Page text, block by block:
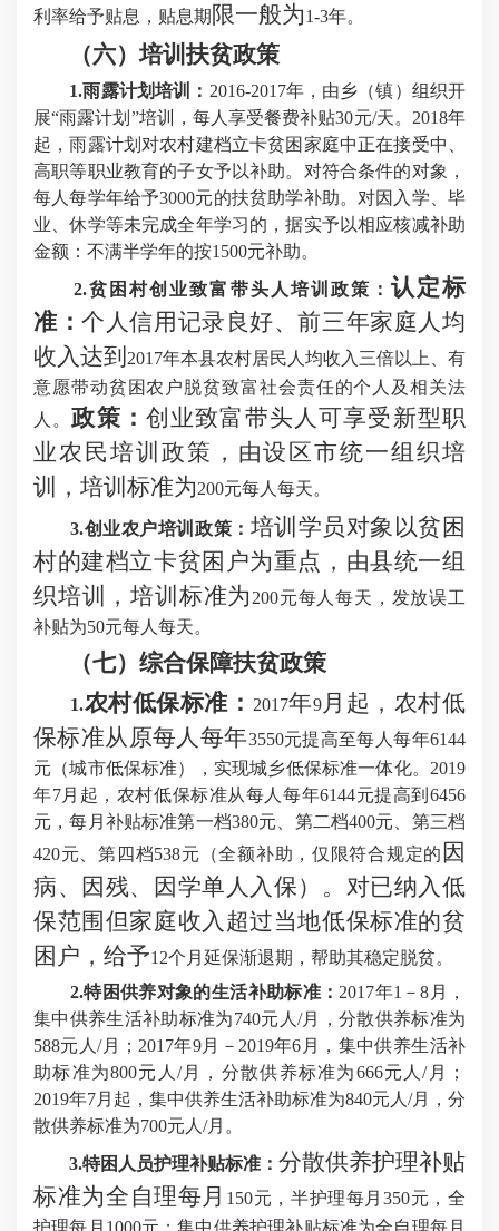
利率给予贴息，贴息期 限一般为1-3年。
（六）培训扶贫政策
1.雨露计划培训： 2016-2017年，由乡（镇）组织开
展“雨露计划”培训，每人享受餐费补贴30元/天。 2018年
起，雨露计划对农村建档立卡贫困家庭中正在接受中、
高职等职业教育的子女予以补助。对符合条件的对象，
每人每学年给予3000元的扶贫助学补助。对因入学、毕
业、休学等未完成全年学习的，据实予以相应核减补助
金额：不满半学年的按1500元补助。
2.贫困村创业致富带头人培训政策： 认定标
准：个人信用记录良好、前三年家庭人均
收入达到 2017年本县农村居民人均收入三倍以上、有
意愿带动贫困农户脱贫致富社会责任的个人及相关法
人。 政策 ： 创业致富带头人可享受新型职
业农民培训政策，由设区市统一组织培
训，培训标准为200元每人每天。
3.创业农户培训政策： 培训学员对象以贫困
村的建档立卡贫困户为重点，由县统一组
织培训，培训标准为200元每人每天，发放误工
补贴为50元每人每天。
（七）综合保障扶贫政策
1.农村低保标准： 201 7年9月起，农村低
保标准从原每人每年3550元提高至每人每年6144
元（城市低保标准），实现城乡低保标准一体化。2019
年7月起，农村低保标准从每人每年6144元提高到6456
元，每月补贴标准第一档380元、第二档400元、第三档
420元、第四档538元（全额补助，仅限符合规定的 因
病、因残、因学单人入保）。 对已纳入低
保范围但家庭收入超过当地低保标准的贫
困户，给予12个月延保渐退期，帮助其稳定脱贫。
2.特困供养对象的生活补助标准： 2017年1－8月，
集中供养生活补助标准为740元人/月，分散供养标准为
588元人/月；2017年9月－2019年6月，集中供养生活补
助标准为800元人/月，分散供养标准为666元人/月；
2019年7月起，集中供养生活补助标准为840元人/月，分
散供养标准为700元人/月。
3.特困人员护理补贴标准： 分散供养护理补贴
标准为全自理每月 150元，半护理每月350元，全
护理每月1000元；集中供养护理补贴标准为全自理每月